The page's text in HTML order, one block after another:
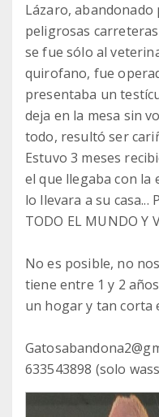
Lázaro,
peligrosas
se fue sólo al
quirofano, fue
presentaba un
deja en la mesa sin
todo, resultó ser
Estuvo 3 meses
el que llegaba con la
lo llevara a su casa...
TODO EL MUNDO Y
No es posible, no
tiene entre 1 y 2
un hogar y tan corta
633543898 (solo